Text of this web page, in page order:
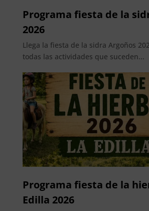
Programa fiesta de la
2026
Llega la fiesta de la sidra Argoños
todas las actividades que suceden...
Programa fiesta de la
Edilla 2026